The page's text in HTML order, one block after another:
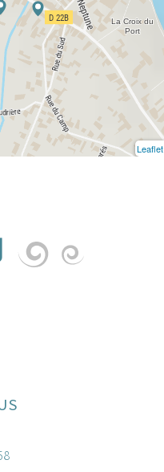
Leaflet